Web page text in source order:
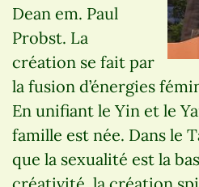
Dean em. Paul
Probst. La
création se fait par
la fusion d’énergies
En unifiant le Yin et le
famille est née. Dans le
que la sexualité est la